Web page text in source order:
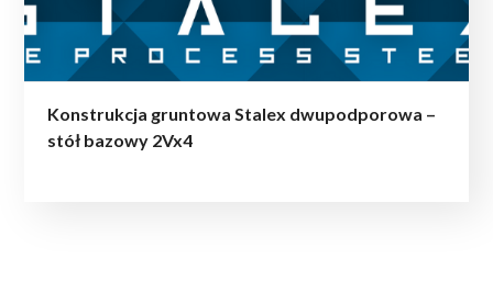
Konstrukcja gruntowa Stalex dwupodporowa –
stół bazowy 2Vx4